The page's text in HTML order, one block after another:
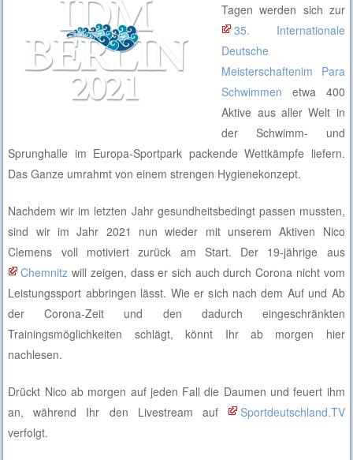
Tagen werden sich zur
35. Internationale
Deutsche
Meisterschaftenim Para
Schwimmen etwa 400
Aktive aus aller Welt in
der Schwimm- und
Sprunghalle im Europa-Sportpark packende Wettkämpfe liefern.
Das Ganze umrahmt von einem strengen Hygienekonzept.
Nachdem wir im letzten Jahr gesundheitsbedingt passen mussten,
sind wir im Jahr 2021 nun wieder mit unserem Aktiven Nico
Clemens voll motiviert zurück am Start. Der 19-jährige aus
Chemnitz will zeigen, dass er sich auch durch Corona nicht vom
Leistungssport abbringen lässt. Wie er sich nach dem Auf und Ab
der Corona-Zeit und den dadurch eingeschränkten
Trainingsmöglichkeiten schlägt, könnt Ihr ab morgen hier
nachlesen.
Drückt Nico ab morgen auf jeden Fall die Daumen und feuert ihm
an, während Ihr den Livestream auf
Sportdeutschland.TV
verfolgt.